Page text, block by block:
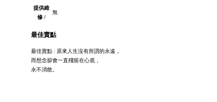
提供維
修 /
無
最佳賣點
最佳賣點 : 原來人生沒有所謂的永遠，
而想念卻會一直殘留在心底，
永不消散。